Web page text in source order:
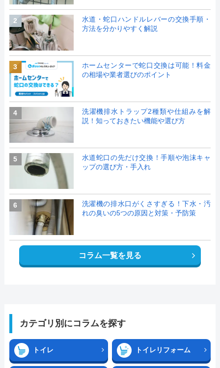
2
水道・蛇口ハンドルレバーの交換手順・
方法を分かりやすく解説
3
ホームセンターで蛇口交換は可能！料金
の相場や業者選びのポイント
4
洗濯機排水トラップ2種類や仕組みを解
説！知っておきたい機能や選び方
5
水道蛇口の先だけ交換！手順や泡沫キャ
ップの選び方・手入れ
6
洗濯機の排水口がくさすぎる！下水・汚
れの臭いの5つの原因と対策・予防策
コラム一覧を見る
カテゴリ別にコラムを探す
トイレ トイレリフォーム